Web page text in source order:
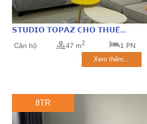
𝗦𝗧𝗨𝗗𝗜𝗢 𝗧𝗢𝗣𝗔𝗭 𝗖𝗛𝗢 𝗧𝗛𝗨𝗘̂...
Căn hộ 47 m2 1 PN
Xem thêm...
8TR